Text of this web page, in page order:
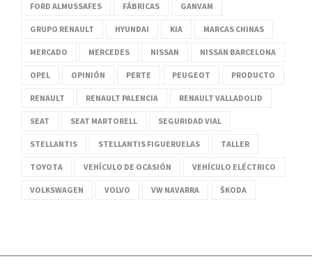
FORD ALMUSSAFES FÁBRICAS GANVAM
GRUPO RENAULT HYUNDAI KIA MARCAS CHINAS
MERCADO MERCEDES NISSAN NISSAN BARCELONA
OPEL OPINIÓN PERTE PEUGEOT PRODUCTO
RENAULT RENAULT PALENCIA RENAULT VALLADOLID
SEAT SEAT MARTORELL SEGURIDAD VIAL
STELLANTIS STELLANTIS FIGUERUELAS TALLER
TOYOTA VEHÍCULO DE OCASIÓN VEHÍCULO ELÉCTRICO
VOLKSWAGEN VOLVO VW NAVARRA ŠKODA